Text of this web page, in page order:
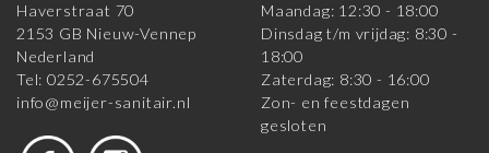
Haverstraat 70
2153 GB Nieuw-Vennep
Nederland
Tel: 0252-675504
info@meijer-sanitair.nl
Maandag: 12:30 - 18:00
Dinsdag t/m vrijdag: 8:30 -
18:00
Zaterdag: 8:30 - 16:00
Zon- en feestdagen
gesloten